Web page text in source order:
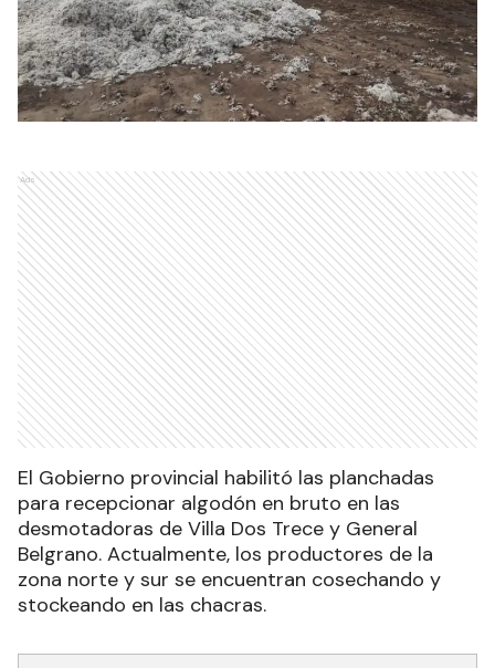
Ads
El Gobierno provincial habilitó las planchadas
para recepcionar algodón en bruto en las
desmotadoras de Villa Dos Trece y General
Belgrano. Actualmente, los productores de la
zona norte y sur se encuentran cosechando y
stockeando en las chacras.